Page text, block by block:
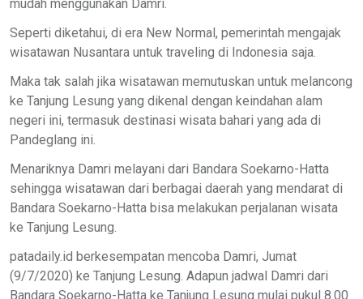
mudah menggunakan Damri.
Seperti diketahui, di era New Normal, pemerintah mengajak
wisatawan Nusantara untuk traveling di Indonesia saja.
Maka tak salah jika wisatawan memutuskan untuk melancong
ke Tanjung Lesung yang dikenal dengan keindahan alam
negeri ini, termasuk destinasi wisata bahari yang ada di
Pandeglang ini.
Menariknya Damri melayani dari Bandara Soekarno-Hatta
sehingga wisatawan dari berbagai daerah yang mendarat di
Bandara Soekarno-Hatta bisa melakukan perjalanan wisata
ke Tanjung Lesung.
patadaily.id berkesempatan mencoba Damri, Jumat
(9/7/2020) ke Tanjung Lesung. Adapun jadwal Damri dari
Bandara Soekarno-Hatta ke Tanjung Lesung mulai pukul 8.00